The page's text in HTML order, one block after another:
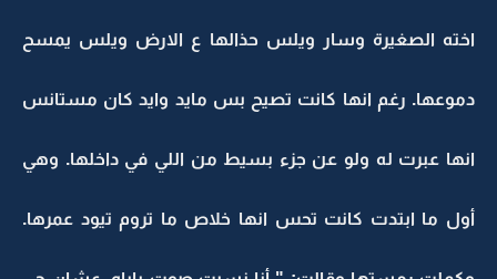
اخته الصغيرة وسار ويلس حذالها ع الارض ويلس يمسح
دموعها. رغم انها كانت تصيح بس مايد وايد كان مستانس
انها عبرت له ولو عن جزء بسيط من اللي في داخلها. وهي
أول ما ابتدت كانت تحس انها خلاص ما تروم تيود عمرها.